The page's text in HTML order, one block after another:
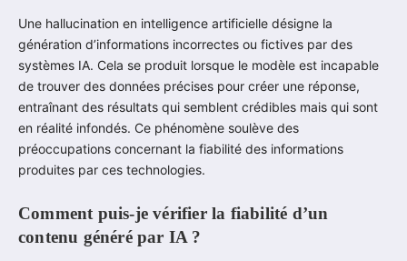
Une hallucination en intelligence artificielle désigne la
génération d’informations incorrectes ou fictives par des
systèmes IA. Cela se produit lorsque le modèle est incapable
de trouver des données précises pour créer une réponse,
entraînant des résultats qui semblent crédibles mais qui sont
en réalité infondés. Ce phénomène soulève des
préoccupations concernant la fiabilité des informations
produites par ces technologies.
Comment puis-je vérifier la fiabilité d’un
contenu généré par IA ?